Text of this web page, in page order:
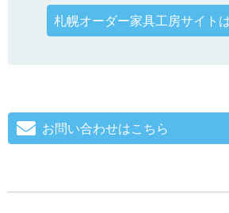
札幌オーダー家具工房サイト
お問い合わせはこちら